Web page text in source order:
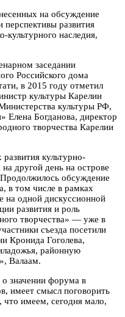
на обсуждение
перспективы развития
культурного наследия,
заседании
Российского дома
в 2015 году отметил
культуры Карелии
культуры РФ,
Елена Богданова, директор
творчества Карелии
развития культурно-
на другой день на острове
обсуждение
в том числе в рамках
на одной дискуссионной
развития и роль
творчества» — уже в
съезда посетили
Кронида Гоголева,
районную
Валаам.
значении форума в
имеет смысл поговорить
что имеем, сегодня мало,